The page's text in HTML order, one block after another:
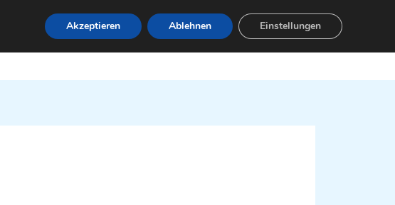
StartSeite Leistungen Servicebereiche
Akzeptieren Ablehnen Einstellungen